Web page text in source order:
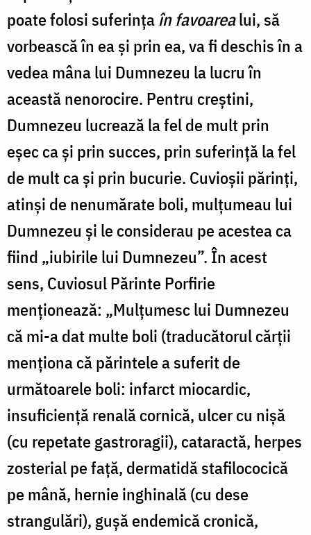
poate folosi suferinţaîn favoarealui, să
vorbească în ea şi prin ea, va fi deschis în a
vedea mâna lui Dumnezeu la lucru în
această nenorocire. Pentru creştini,
Dumnezeu lucrează la fel de mult prin
eşec ca şi prin succes, prin suferinţă la fel
de mult ca şi prin bucurie. Cuvioșii părinți,
atinși de nenumărate boli, mulțumeau lui
Dumnezeu și le considerau pe acestea ca
fiind „iubirile lui Dumnezeu”. În acest
sens, Cuviosul Părinte Porfirie
menționează: „Mulțumesc lui Dumnezeu
că mi-a dat multe boli (traducătorul cărții
menționa că părintele a suferit de
următoarele boli: infarct miocardic,
insuficiență renală cornică, ulcer cu nișă
(cu repetate gastroragii), cataractă, herpes
zosterial pe față, dermatidă stafilococică
pe mână, hernie inghinală (cu dese
strangulări), gușă endemică cronică,